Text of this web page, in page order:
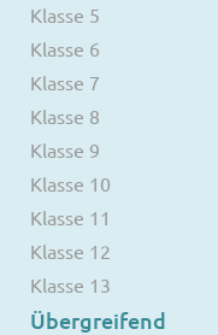
Klasse 5
Klasse 6
Klasse 7
Klasse 8
Klasse 9
Klasse 10
Klasse 11
Klasse 12
Klasse 13
Übergreifend